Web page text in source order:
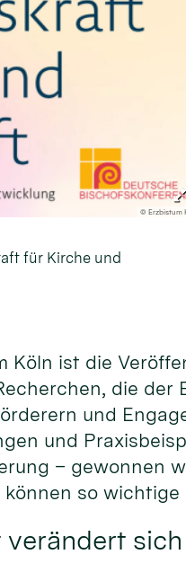
© Erzbistum
für Kirche und
Köln ist die
die
und
und
– gewonnen
so
verändert sich